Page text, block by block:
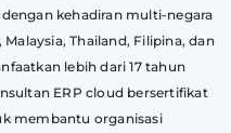
kehadiran multi-negara
Thailand, Filipina, dan
lebih dari 17 tahun
ERP cloud bersertifikat
membantu organisasi